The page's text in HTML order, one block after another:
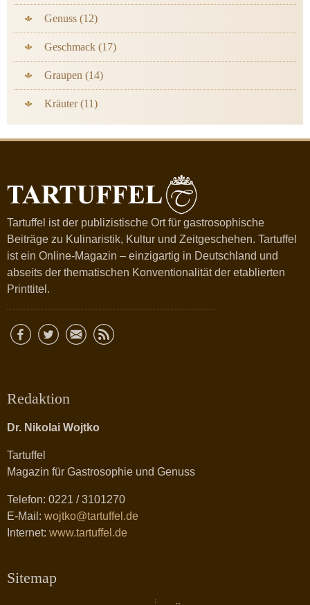
Genuss (12)
Geschmack (17)
Graupen (14)
Kräuter (11)
Tartuffel ist der publizistische Ort für gastrosophische
Beiträge zu Kulinaristik, Kultur und Zeitgeschehen. Tartuffel
ist ein Online-Magazin – einzigartig in Deutschland und
abseits der thematischen Konventionalität der etablierten
Printtitel.
Redaktion
Dr. Nikolai Wojtko
Tartuffel
Magazin für Gastrosophie und Genuss
Telefon: 0221 / 3101270
E-Mail: wojtko@tartuffel.de
Internet: www.tartuffel.de
Sitemap